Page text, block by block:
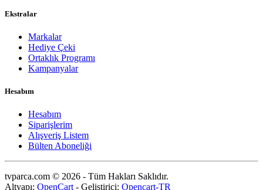
Ekstralar
Markalar
Hediye Çeki
Ortaklık Programı
Kampanyalar
Hesabım
Hesabım
Siparişlerim
Alışveriş Listem
Bülten Aboneliği
tvparca.com © 2026 - Tüm Hakları Saklıdır.
Altyapı: OpenCart - Geliştirici: Opencart-TR